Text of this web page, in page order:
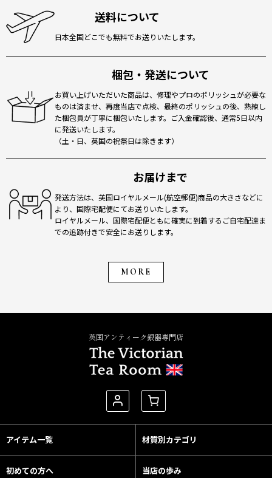
送料について
日本全国どこでも無料でお送りいたします。
梱包・発送について
お買い上げいただいた商品は、修理やプロのポリッシュが必要な
ものは済ませ、再度当店で点検、最終のポリッシュの後、熟練し
た梱包員が丁寧に梱包いたします。ご入金確認後、通常5日以内
に発送いたします。
（土・日、英国の祝祭日は除きます）
お届けまで
発送方法は、英国ロイヤルメール(航空郵便)商品の大きさなどに
より、国際宅配便にてお送りいたします。
ロイヤルメール、国際宅配便ともに確実に到着するご自宅配達ま
での追跡付きで安全にお送りします。
MORE
英国アンティーク銀器専門店
アイテム一覧 材質別カテゴリ
初めての方へ 当店の歩み